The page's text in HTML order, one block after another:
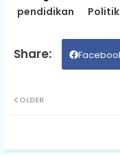
pendidikan
OLDER